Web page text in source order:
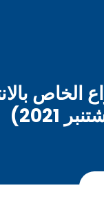
الخاص